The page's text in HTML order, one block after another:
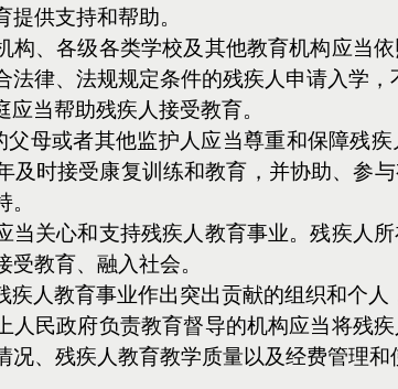
供支持和帮助。
构、各级各类学校及其他教育机构应当
法律、法规规定条件的残疾人申请入学，
当帮助残疾人接受教育。
父母或者其他监护人应当尊重和保障残
及时接受康复训练和教育，并协助、参
当关心和支持残疾人教育事业。残疾人
教育、融入社会。
疾人教育事业作出突出贡献的组织和个人
人民政府负责教育督导的机构应当将残
况、残疾人教育教学质量以及经费管理和